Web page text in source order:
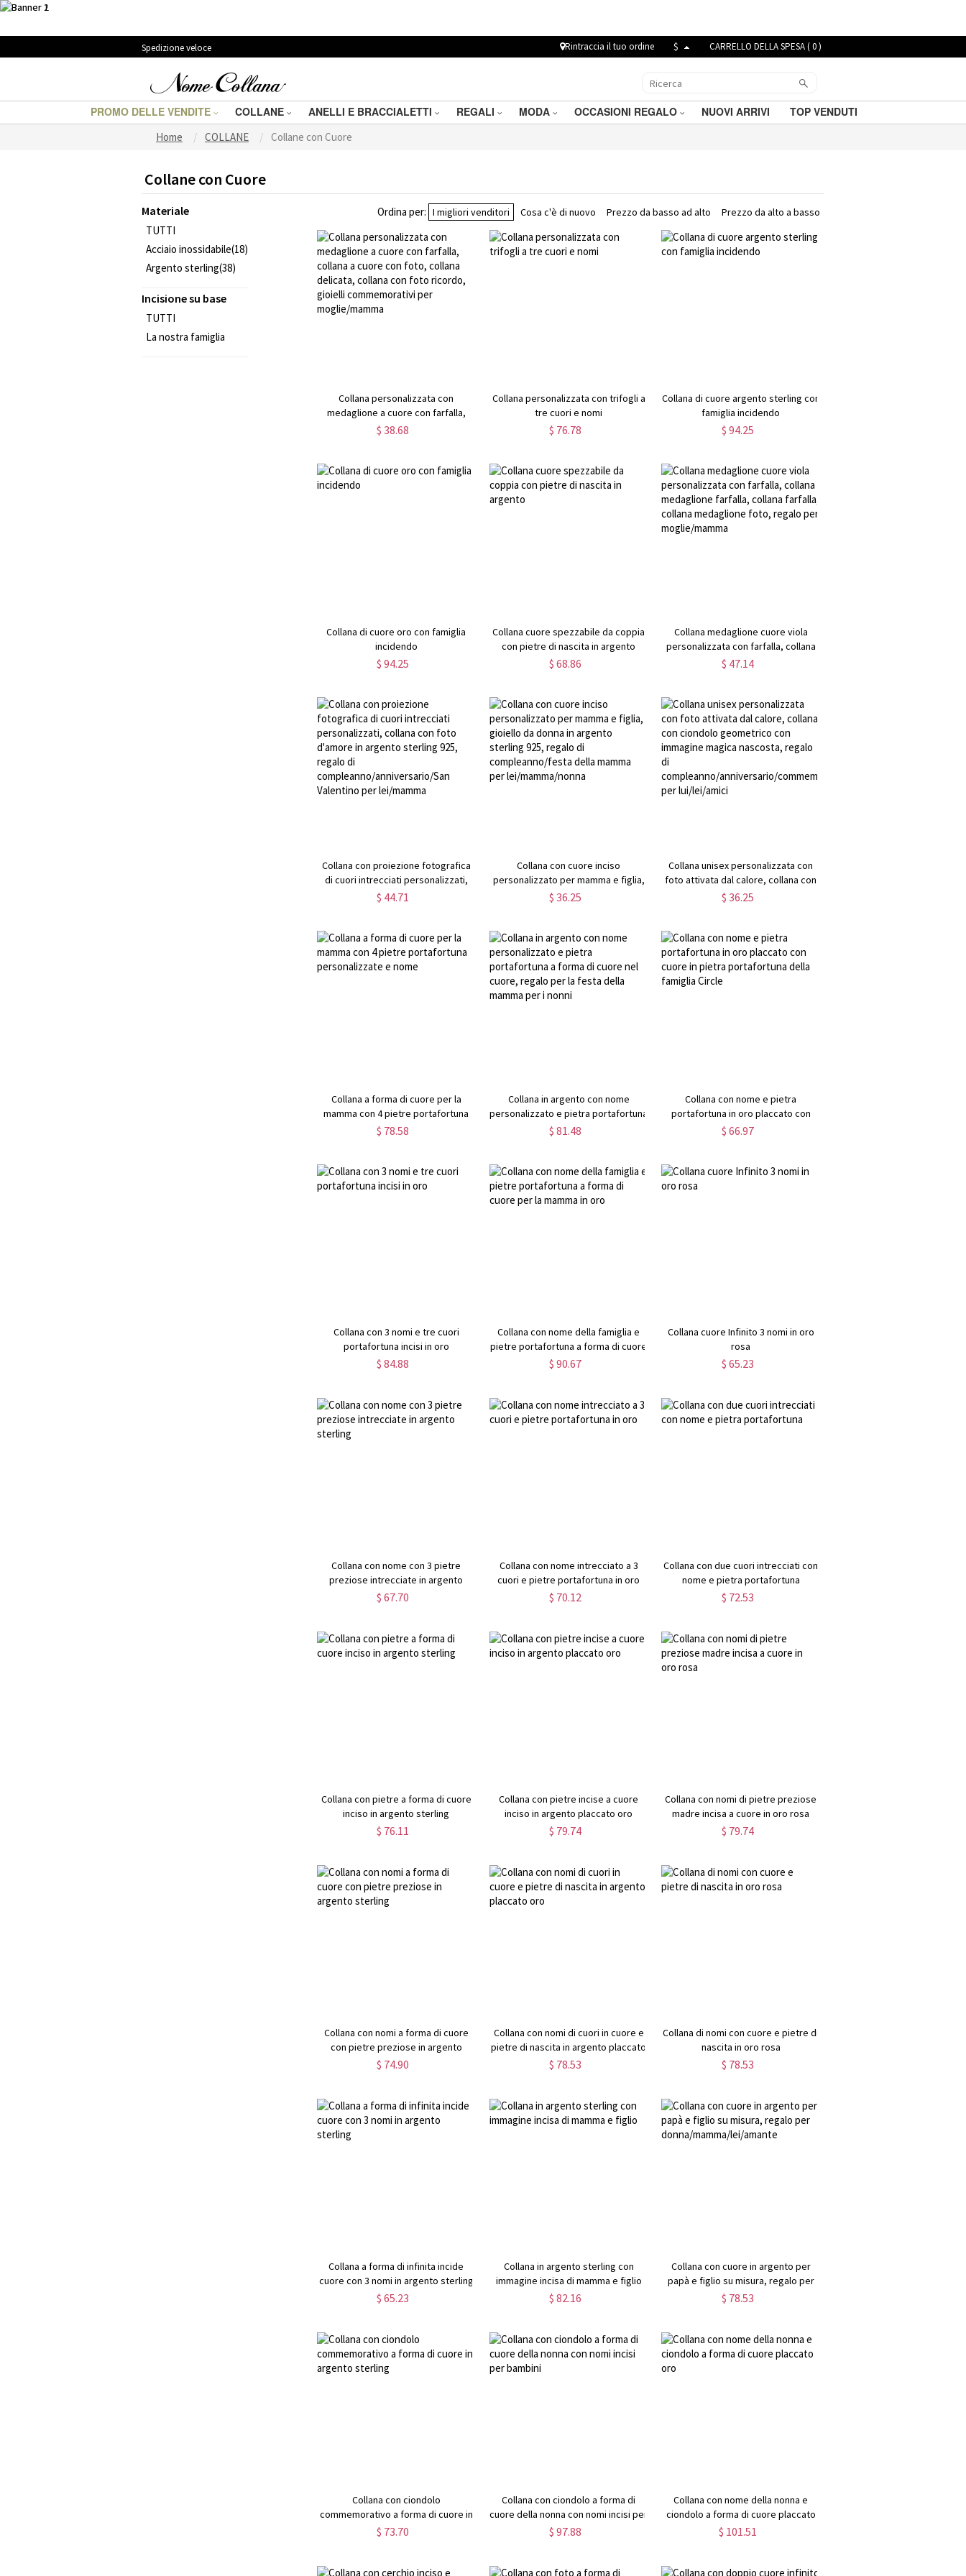
Spedizione veloce Rintraccia il tuo ordine $ CARRELLO DELLA SPESA (0)
PROMO DELLE VENDITE COLLANE ANELLI E BRACCIALETTI REGALI MODA OCCASIONI REGALO NUOVI ARRIVI TOP VENDUTI
Home COLLANE Collane con Cuore
Collane con Cuore
Ordina per: I migliori venditori Cosa c'è di nuovo Prezzo da basso ad alto Prezzo da alto a basso
Collana personalizzata con
medaglione a cuore con farfalla,
collana a cuore con foto, collana
moglie/mamma
$ 38.68
Collana personalizzata con trifogli a
tre cuori e nomi
$ 76.78
Collana di cuore argento sterling con
famiglia incidendo
$ 94.25
Collana di cuore oro con famiglia
incidendo
$ 94.25
Collana cuore spezzabile da coppia
con pietre di nascita in argento
$ 68.86
Collana medaglione cuore viola
personalizzata con farfalla, collana
medaglione farfalla, collana farfalla,
$ 47.14
Collana con proiezione fotografica
di cuori intrecciati personalizzati,
collana con foto d'amore in argento
Valentino per lei/mamma
$ 44.71
Collana con cuore inciso
personalizzato per mamma e figlia,
gioiello da donna in argento sterling
$ 36.25
Collana unisex personalizzata con
foto attivata dal calore, collana con
ciondolo geometrico con immagine
per lui/lei/amici
$ 36.25
Collana a forma di cuore per la
mamma con 4 pietre portafortuna
personalizzate e nome
$ 78.58
Collana in argento con nome
personalizzato e pietra portafortuna
a forma di cuore nel cuore, regalo
$ 81.48
Collana con nome e pietra
portafortuna in oro placcato con
cuore in pietra portafortuna della
$ 66.97
Collana con 3 nomi e tre cuori
portafortuna incisi in oro
$ 84.88
Collana con nome della famiglia e
pietre portafortuna a forma di cuore
per la mamma in oro
$ 90.67
Collana cuore Infinito 3 nomi in oro
rosa
$ 65.23
Collana con nome con 3 pietre
preziose intrecciate in argento
sterling
$ 67.70
Collana con nome intrecciato a 3
cuori e pietre portafortuna in oro
$ 70.12
Collana con due cuori intrecciati con
nome e pietra portafortuna
$ 72.53
Collana con pietre a forma di cuore
inciso in argento sterling
$ 76.11
Collana con pietre incise a cuore
inciso in argento placcato oro
$ 79.74
Collana con nomi di pietre preziose
madre incisa a cuore in oro rosa
$ 79.74
Collana con nomi a forma di cuore
con pietre preziose in argento
sterling
$ 74.90
Collana con nomi di cuori in cuore e
pietre di nascita in argento placcato
oro
$ 78.53
Collana di nomi con cuore e pietre di
nascita in oro rosa
$ 78.53
Collana a forma di infinita incide
cuore con 3 nomi in argento sterling
$ 65.23
Collana in argento sterling con
immagine incisa di mamma e figlio
$ 82.16
Collana con cuore in argento per
papà e figlio su misura, regalo per
donna/mamma/lei/amante
$ 78.53
Collana con ciondolo
commemorativo a forma di cuore in
argento sterling
$ 73.70
Collana con ciondolo a forma di
cuore della nonna con nomi incisi per
bambini
$ 97.88
Collana con nome della nonna e
ciondolo a forma di cuore placcato
oro
$ 101.51
Materiale
TUTTI
Acciaio inossidabile(18)
Argento sterling(38)
Incisione su base
TUTTI
La nostra famiglia